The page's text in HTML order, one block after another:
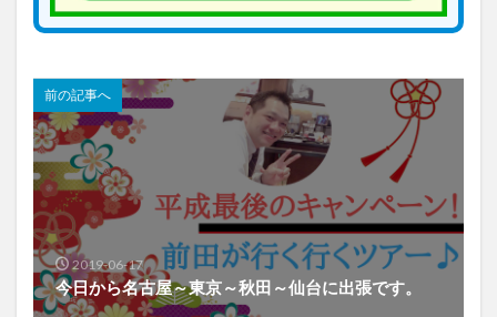
前の記事へ
2019-06-17
今日から名古屋～東京～秋田～仙台に出張です。